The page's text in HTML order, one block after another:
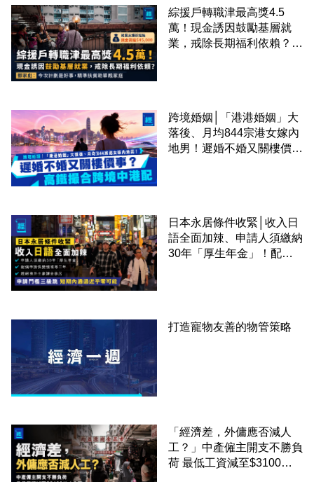
綜援戶轉職津最高獎4.5
萬！現金誘因鼓勵基層就
業，戒除長期福利依賴？鄧
跨境婚姻│「港港婚姻」大
落後、月均844宗港女嫁內
地男！遲婚不婚又關樓價
日本永居條件收緊│收入日
語全面加辣、申請人須繳納
30年「厚生年金」！配偶
打造寵物友善的物管策略
「經濟差，外傭應否減人
工？」中產僱主開支不勝負
荷 最低工資減至$3100蚊